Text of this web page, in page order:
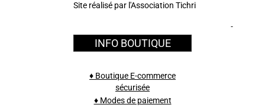
Site réalisé par l'Association Tichri
INFO BOUTIQUE
♦ Boutique E-commerce
sécurisée
♦ Modes de paiement